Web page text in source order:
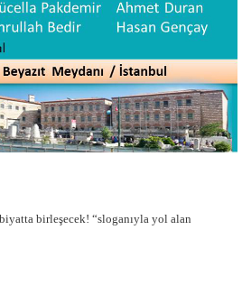
birleşecek! “sloganıyla yol alan